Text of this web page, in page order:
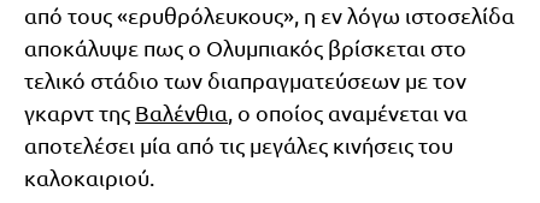
από τους «ερυθρόλευκους», η εν λόγω ιστοσελίδα
αποκάλυψε πως ο Ολυμπιακός βρίσκεται στο
τελικό στάδιο των διαπραγματεύσεων με τον
γκαρντ της Βαλένθια , ο οποίος αναμένεται να
αποτελέσει μία από τις μεγάλες κινήσεις του
καλοκαιριού.